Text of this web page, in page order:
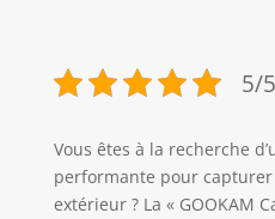
5/
Vous êtes à la recherche
performante pour capturer
extérieur ? La « GOOKAM